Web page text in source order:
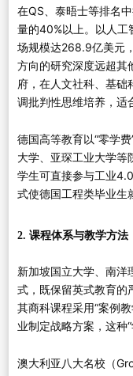
在QS、泰晤士等排名
量的40%以上。以人
场规模达268.9亿美元
方向的研究深度远超其
府，在人文社科、基础
调批判性思维培养，适
德国高等教育以“零学
大学、亚琛工业大学等
学生可直接参与工业
式使德国工程类毕业生
2. 课程体系与教学方法
新加坡国立大学、南洋
式，既保留英式教育的
其商科课程采用“案例
业制定战略方案，这种
澳大利亚八大名校（